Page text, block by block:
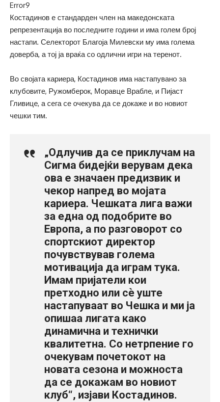
Error9
Костадинов е стандарден член на македонската
репрезентација во последните години и има голем број
настапи. Селекторот Благоја Милевски му има голема
доверба, а тој ја враќа со одлични игри на теренот.
Во својата кариера, Костадинов има настапувано за
клубовите, Ружомберок, Моравце Врабле, и Пијаст
Гливице, а сега се очекува да се докаже и во новиот
чешки тим.
„Одлучив да се приклучам на
Сигма бидејќи верувам дека
ова е значаен предизвик и
чекор напред во мојата
кариера. Чешката лига важи
за една од подобрите во
Европа, а по разговорот со
спортскиот директор
почувствував голема
мотивација да играм тука.
Имам пријатели кои
претходно или сè уште
настапуваат во Чешка и ми ја
опишаа лигата како
динамична и технички
квалитетна. Со нетрпение го
очекувам почетокот на
новата сезона и можноста
да се докажам во новиот
клуб“, изјави Костадинов.